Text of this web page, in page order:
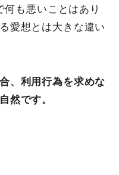
も悪いことはあり
愛想とは大きな違い
、利用行為を求めな
然です。